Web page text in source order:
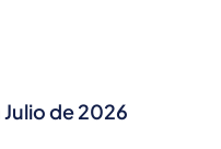
de 2026